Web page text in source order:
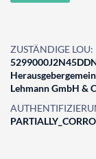
ZUSTÄNDIGE LOU:
Lehmann GmbH &